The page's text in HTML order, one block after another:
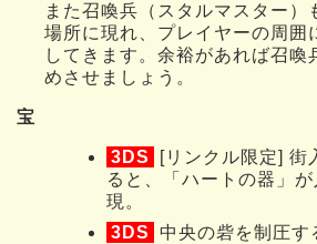
また召喚兵（スタルマスター）
場所に現れ、プレイヤーの周囲
してきます。余裕があれば召喚
めさせましょう。
宝
3DS
[リンクル限定] 街
ると、「ハートの器」
現。
3DS
中央の砦を制圧す